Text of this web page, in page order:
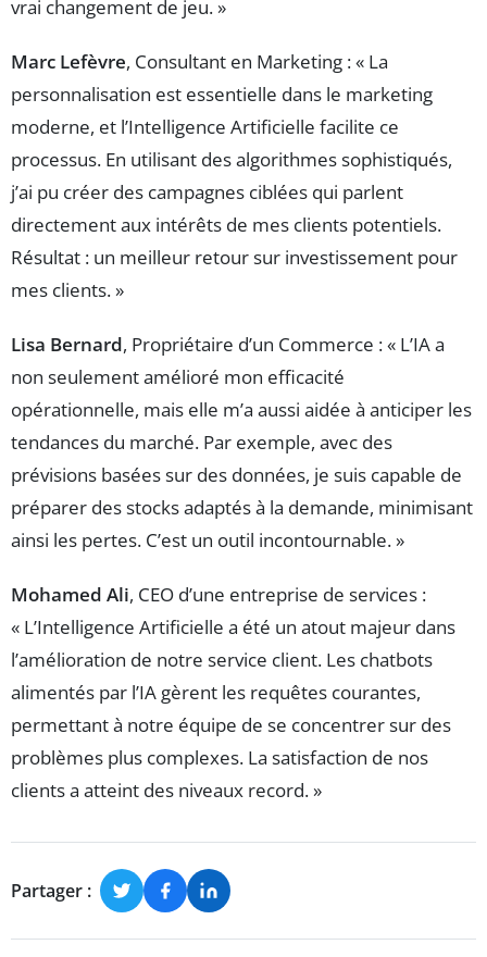
vrai changement de jeu. »
Marc Lefèvre, Consultant en Marketing : « La
personnalisation est essentielle dans le marketing
moderne, et l’Intelligence Artificielle facilite ce
processus. En utilisant des algorithmes sophistiqués,
j’ai pu créer des campagnes ciblées qui parlent
directement aux intérêts de mes clients potentiels.
Résultat : un meilleur retour sur investissement pour
mes clients. »
Lisa Bernard, Propriétaire d’un Commerce : « L’IA a
non seulement amélioré mon efficacité
opérationnelle, mais elle m’a aussi aidée à anticiper les
tendances du marché. Par exemple, avec des
prévisions basées sur des données, je suis capable de
préparer des stocks adaptés à la demande, minimisant
ainsi les pertes. C’est un outil incontournable. »
Mohamed Ali, CEO d’une entreprise de services :
« L’Intelligence Artificielle a été un atout majeur dans
l’amélioration de notre service client. Les chatbots
alimentés par l’IA gèrent les requêtes courantes,
permettant à notre équipe de se concentrer sur des
problèmes plus complexes. La satisfaction de nos
clients a atteint des niveaux record. »
Partager :